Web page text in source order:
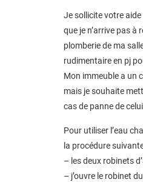
Je sollicite votre
que je n’arrive pas à
plomberie de ma
rudimentaire en pj
Mon immeuble a un
mais je souhaite
cas de panne de
Pour utiliser l’eau
la procédure
– les deux robinets
– j’ouvre le robinet